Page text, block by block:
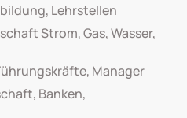
Lehrstellen
Strom, Gas, Wasser,
Manager
Banken,